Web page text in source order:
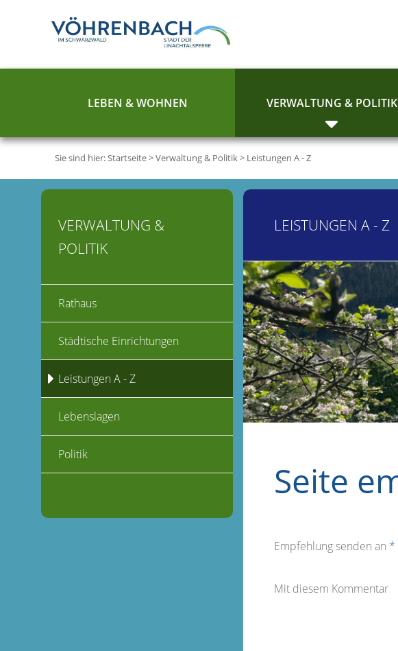
LEBEN & WOHNEN VERWALTUNG & POLITIK
Sie sind hier:Startseite>Verwaltung & Politik> Leistungen A - Z
LEISTUNGEN A - Z
Seite
Empfehlung senden an *
Mit diesem Kommentar
VERWALTUNG &
POLITIK
Rathaus
Städtische Einrichtungen
Leistungen A - Z
Lebenslagen
Politik